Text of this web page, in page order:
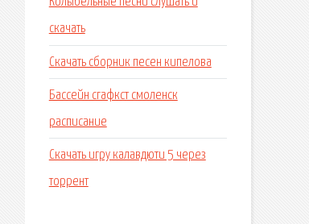
скачать
Скачать сборник песен кипелова
Бассейн сгафкст смоленск
расписание
Скачать игру калавдюти 5 через
торрент